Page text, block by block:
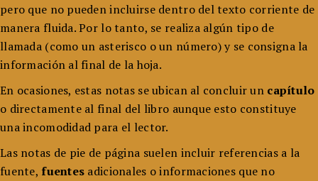
pero que no pueden incluirse dentro del texto corriente de
manera fluida. Por lo tanto, se realiza algún tipo de
llamada (como un asterisco o un número) y se consigna la
información al final de la hoja.
En ocasiones, estas notas se ubican al concluir un capítulo
o directamente al final del libro aunque esto constituye
una incomodidad para el lector.
Las notas de pie de página suelen incluir referencias a la
fuente,fuentes adicionales o informaciones que no